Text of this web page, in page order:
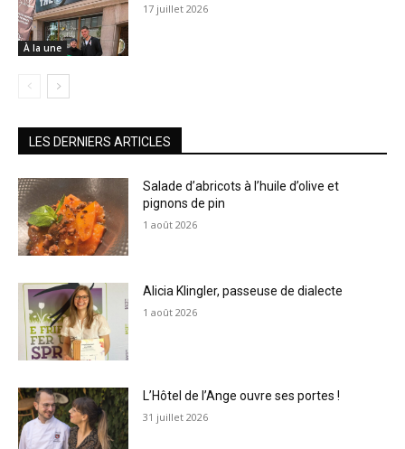
À la une
17 juillet 2026
LES DERNIERS ARTICLES
Salade d’abricots à l’huile d’olive et
pignons de pin
1 août 2026
Alicia Klingler, passeuse de dialecte
1 août 2026
L’Hôtel de l’Ange ouvre ses portes !
31 juillet 2026